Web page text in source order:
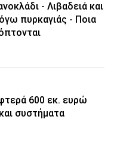
- Λιβαδειά και
πυρκαγιάς - Ποια
600 εκ. ευρώ
συστήματα